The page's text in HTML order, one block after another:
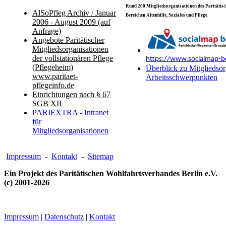
AlSoPfleg Archiv / Januar
2006 - August 2009 (auf
Anfrage)
Angebote Paritätischer
Mitgliedsorganisationen
der vollstationären Pflege
(Pflegeheim)
www.paritaet-
pflegeinfo.de
Einrichtungen nach § 67
SGB XII
PARIEXTRA - Intranet
für
Mitgliedsorganisationen
Rund 200 Mitgliedsorganisationen des
Bereichen Altenhilfe, Soziales und Pflege.
https://www.socialmap-
Überblick zu
Arbeitsschwerpunkten
Impressum - Kontakt - Sitemap
Ein Projekt des Paritätischen Wohlfahrtsverbandes Berlin e.V.
(c) 2001-2026
Impressum | Datenschutz | Kontakt